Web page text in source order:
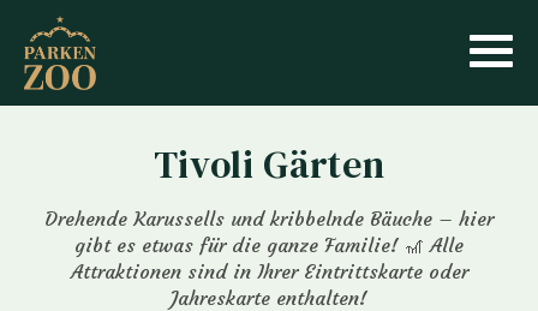
Tivoli Gärten
Drehende Karussells und kribbelnde Bäuche – hier
gibt es etwas für die ganze Familie! 🎢 Alle
Attraktionen sind in Ihrer Eintrittskarte oder
Jahreskarte enthalten!